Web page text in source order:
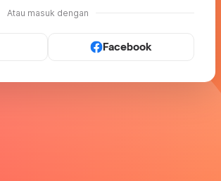
Atau masuk dengan
Facebook